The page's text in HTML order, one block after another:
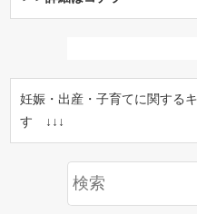
妊娠・出産・子育てに関する
す ↓↓↓